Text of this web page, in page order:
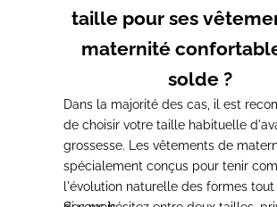
taille pour ses
maternité
solde ?
Dans la majorité des cas, il est
de choisir votre taille habituelle
grossesse. Les vêtements de
spécialement conçus pour tenir
l'évolution naturelle des formes